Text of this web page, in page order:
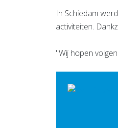
In Schiedam
activiteiten.
"Wij hopen